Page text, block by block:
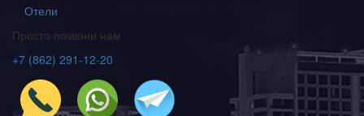
Отели
Просто позвони нам
+7 (862) 291-12-20